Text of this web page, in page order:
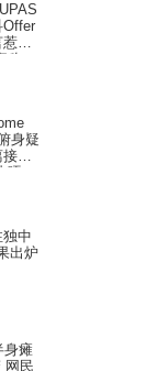
Offer
众
称
符事
身疑
触
唔
中
身瘫
网民